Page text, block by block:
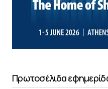
Πρωτοσέλιδα